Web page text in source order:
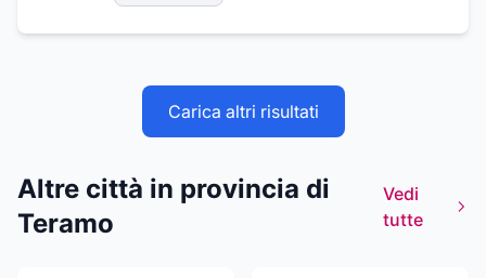
l'esperienza maturata nel tempo ci permette
famigliari che subiscono una grave perdita.
Carica altri risultati
Altre città in provincia di
Teramo
Vedi
tutte